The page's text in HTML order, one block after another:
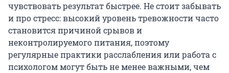
чувствовать результат быстрее. Не стоит забывать
и про стресс: высокий уровень тревожности часто
становится причиной срывов и
неконтролируемого питания, поэтому
регулярные практики расслабления или работа с
психологом могут быть не менее важными, чем